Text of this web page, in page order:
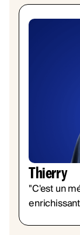
Thierry
"C'est un